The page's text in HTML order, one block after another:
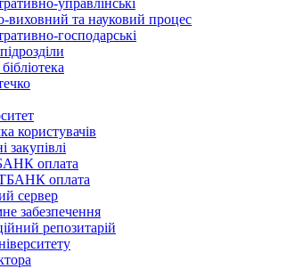
управлінські
виховний та науковий процес
господарські
користувачів
закупівлі
оплата
оплата
сервер
забезпечення
репозитарій